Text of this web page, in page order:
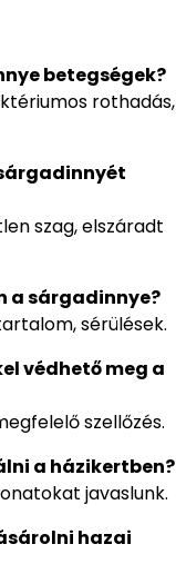
betegségek?
rothadás,
szag, elszáradt
a sárgadinnye?
sérülések.
védhető meg a
szellőzés.
a házikertben?
javaslunk.
hazai